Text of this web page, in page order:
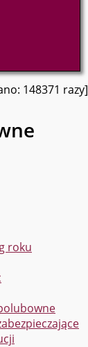
148371 razy]
roku